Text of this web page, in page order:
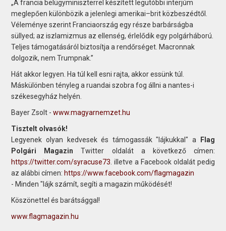
„A francia belügyminiszterrel készített legutóbbi interjúm
meglepően különbözik a jelenlegi amerikai–brit közbeszédtől.
Véleménye szerint Franciaország egy része barbárságba
süllyed; az iszlamizmus az ellenség, érlelődik egy polgárháború.
Teljes támogatásáról biztosítja a rendőrséget. Macronnak
dolgozik, nem Trumpnak.”
Hát akkor legyen. Ha túl kell esni rajta, akkor essünk túl.
Máskülönben tényleg a ruandai szobra fog állni a nantes-i
székesegyház helyén.
Bayer Zsolt -www.magyarnemzet.hu
Tisztelt olvasók!
Legyenek olyan kedvesek és támogassák "lájkukkal" a
Flag
Polgári Magazin Twitter oldalát a következő címen:
https://twitter.com/syracuse73 . illetve a Facebook oldalát pedig
az alábbi címen: https://www.facebook.com/flagmagazin
- Minden "lájk számít, segíti a magazin működését!
Köszönettel és barátsággal!
www.flagmagazin.hu